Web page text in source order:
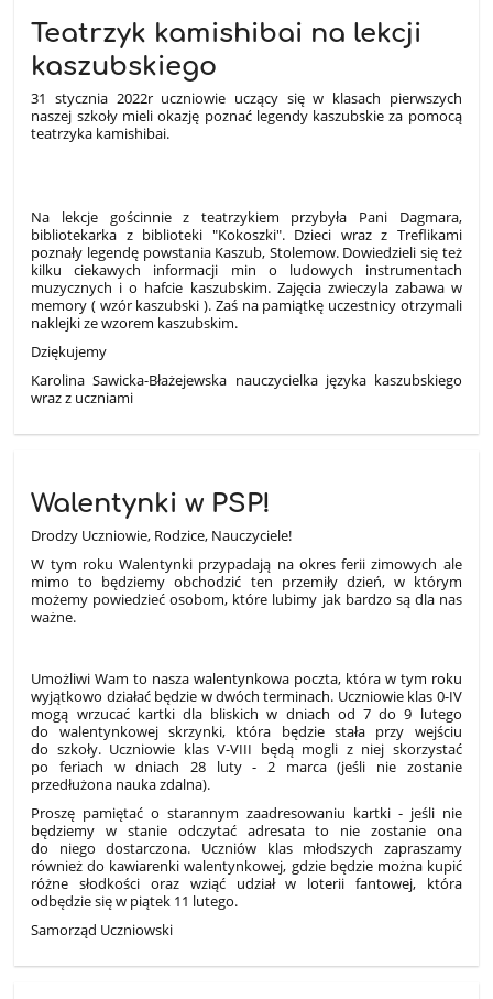
Teatrzyk kamishibai na lekcji
kaszubskiego
31 stycznia 2022r uczniowie uczący się w klasach pierwszych
naszej szkoły mieli okazję poznać legendy kaszubskie za pomocą
teatrzyka kamishibai.
Na lekcje gościnnie z teatrzykiem przybyła Pani Dagmara,
bibliotekarka z biblioteki "Kokoszki". Dzieci wraz z Treflikami
poznały legendę powstania Kaszub, Stolemow. Dowiedzieli się też
kilku ciekawych informacji min o ludowych instrumentach
muzycznych i o hafcie kaszubskim. Zajęcia zwieczyla zabawa w
memory ( wzór kaszubski ). Zaś na pamiątkę uczestnicy otrzymali
naklejki ze wzorem kaszubskim.
Dziękujemy
Karolina Sawicka-Błażejewska nauczycielka języka kaszubskiego
wraz z uczniami
Walentynki w PSP!
Drodzy Uczniowie, Rodzice, Nauczyciele!
W tym roku Walentynki przypadają na okres ferii zimowych ale
mimo to będziemy obchodzić ten przemiły dzień, w którym
możemy powiedzieć osobom, które lubimy jak bardzo są dla nas
ważne.
Umożliwi Wam to nasza walentynkowa poczta, która w tym roku
wyjątkowo działać będzie w dwóch terminach. Uczniowie klas 0-IV
mogą wrzucać kartki dla bliskich w dniach od 7 do 9 lutego
do walentynkowej skrzynki, która będzie stała przy wejściu
do szkoły. Uczniowie klas V-VIII będą mogli z niej skorzystać
po feriach w dniach 28 luty - 2 marca (jeśli nie zostanie
przedłużona nauka zdalna).
Proszę pamiętać o starannym zaadresowaniu kartki - jeśli nie
będziemy w stanie odczytać adresata to nie zostanie ona
do niego dostarczona. Uczniów klas młodszych zapraszamy
również do kawiarenki walentynkowej, gdzie będzie można kupić
różne słodkości oraz wziąć udział w loterii fantowej, która
odbędzie się w piątek 11 lutego.
Samorząd Uczniowski